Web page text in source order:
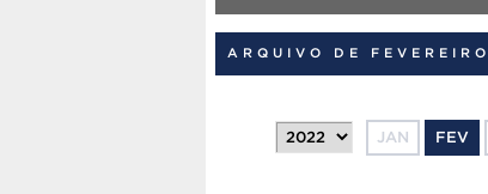
ARQUIVO DE
JAN FEV